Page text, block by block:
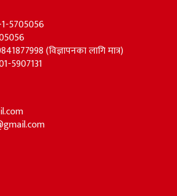
5705056
(विज्ञापनका लागि मात्र)
5907131